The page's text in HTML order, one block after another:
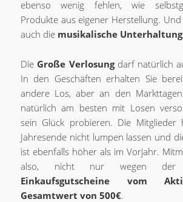
ebenso wenig fehlen, wie
Produkte aus eigener Herstellung.
auch die musikalische Unterhaltung
Die Große Verlosungdarf natürlich
In den Geschäften erhalten Sie
andere Los, aber an den
natürlich am besten mit Losen
sein Glück probieren. Die Mitglieder
Jahresende nicht lumpen lassen und
ist ebenfalls höher als im Vorjahr.
also, nicht nur wegen
Einkaufsgutscheine vom
Gesamtwert von 500€.